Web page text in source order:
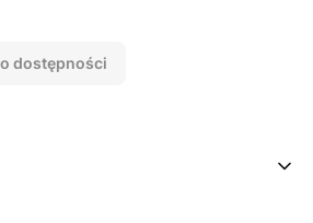
dostępności